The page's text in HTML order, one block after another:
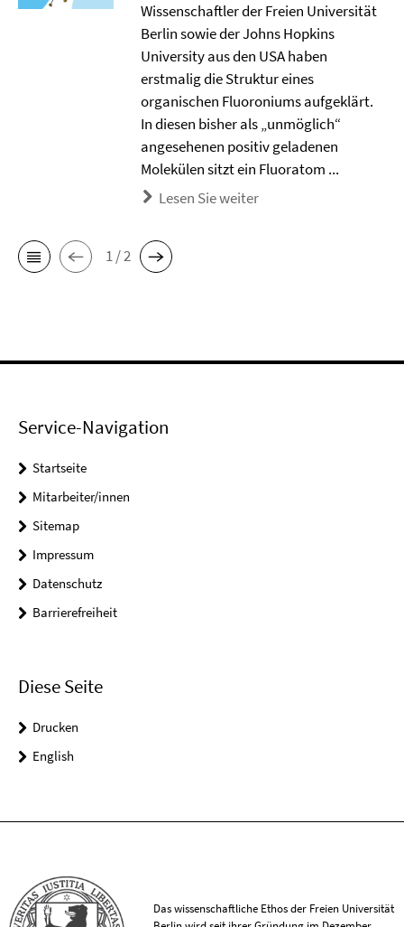
Wissenschaftler der Freien Universität
Berlin sowie der Johns Hopkins
University aus den USA haben
erstmalig die Struktur eines
organischen Fluoroniums aufgeklärt.
In diesen bisher als „unmöglich“
angesehenen positiv geladenen
Molekülen sitzt ein Fluoratom ...
Lesen Sie weiter
1 / 2
Service-Navigation
Startseite
Mitarbeiter/innen
Sitemap
Impressum
Datenschutz
Barrierefreiheit
Diese Seite
Drucken
English
Das wissenschaftliche Ethos der Freien Universität